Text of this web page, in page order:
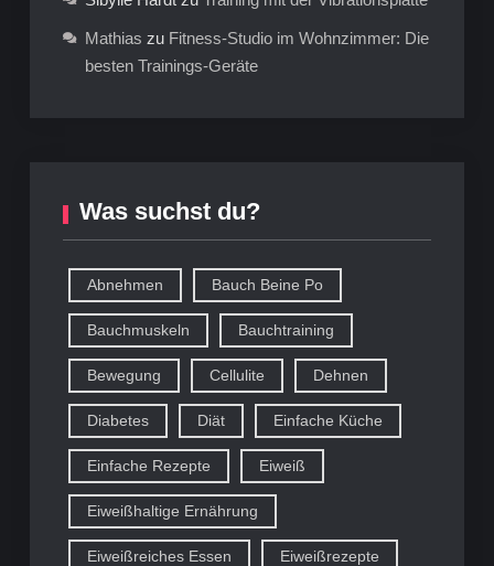
Mathias zu Fitness-Studio im Wohnzimmer: Die
besten Trainings-Geräte
Was suchst du?
Abnehmen Bauch Beine Po
Bauchmuskeln Bauchtraining
Bewegung Cellulite Dehnen
Diabetes Diät Einfache Küche
Einfache Rezepte Eiweiß
Eiweißhaltige Ernährung
Eiweißreiches Essen Eiweißrezepte